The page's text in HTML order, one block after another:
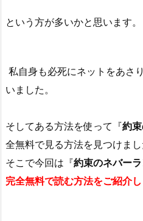
という方が多いかと思います。
私自身も必死にネットをあさ
いました。
そしてある方法を使って『約
全無料で見る方法を見つけまし
そこで今回は『約束のネバー
完全無料で読む方法をご紹介し